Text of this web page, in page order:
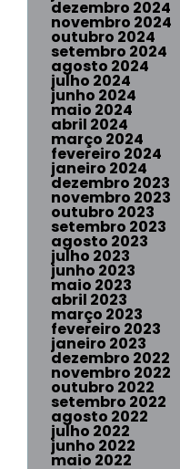
dezembro 2024
novembro 2024
outubro 2024
setembro 2024
agosto 2024
julho 2024
junho 2024
maio 2024
abril 2024
março 2024
fevereiro 2024
janeiro 2024
dezembro 2023
novembro 2023
outubro 2023
setembro 2023
agosto 2023
julho 2023
junho 2023
maio 2023
abril 2023
março 2023
fevereiro 2023
janeiro 2023
dezembro 2022
novembro 2022
outubro 2022
setembro 2022
agosto 2022
julho 2022
junho 2022
maio 2022